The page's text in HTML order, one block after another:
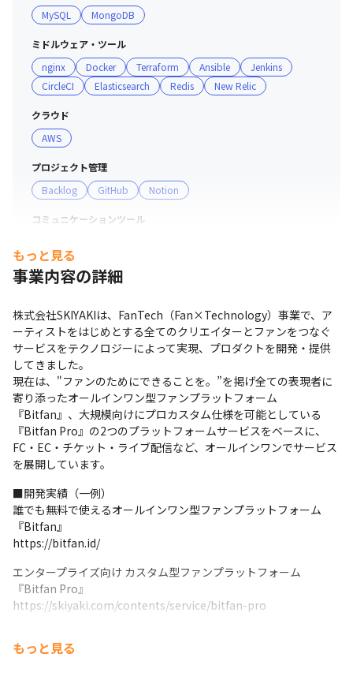
MySQL MongoDB
ミドルウェア・ツール
nginx
Docker Terraform Ansible
Jenkins
CircleCI
Elasticsearch Redis New Relic
クラウド
AWS
プロジェクト管理
Backlog
GitHub Notion
コミュニケーションツール
マーケ・データ分析ツール
支給PC
Mac
もっと見る
事業内容の詳細
株式会社SKIYAKIは、FanTech（Fan×Technology）事業で、ア
ーティストをはじめとする全てのクリエイターとファンをつなぐ
サービスをテクノロジーによって実現、プロダクトを開発・提供
してきました。
現在は、"ファンのためにできることを。”を掲げ全ての表現者に
寄り添ったオールインワン型ファンプラットフォーム
『Bitfan』、大規模向けにプロカスタム仕様を可能としている
『Bitfan Pro』の2つのプラットフォームサービスをベースに、
FC・EC・チケット・ライブ配信など、オールインワンでサービス
を展開しています。
■開発実績（一例）
誰でも無料で使えるオールインワン型ファンプラットフォーム
『Bitfan』
https://bitfan.id/
エンタープライズ向け カスタム型ファンプラットフォーム
『Bitfan Pro』
https://skiyaki.com/contents/service/bitfan-pro
チケット販売・発券アプリ『SKIYAKI TICKET』
もっと見る